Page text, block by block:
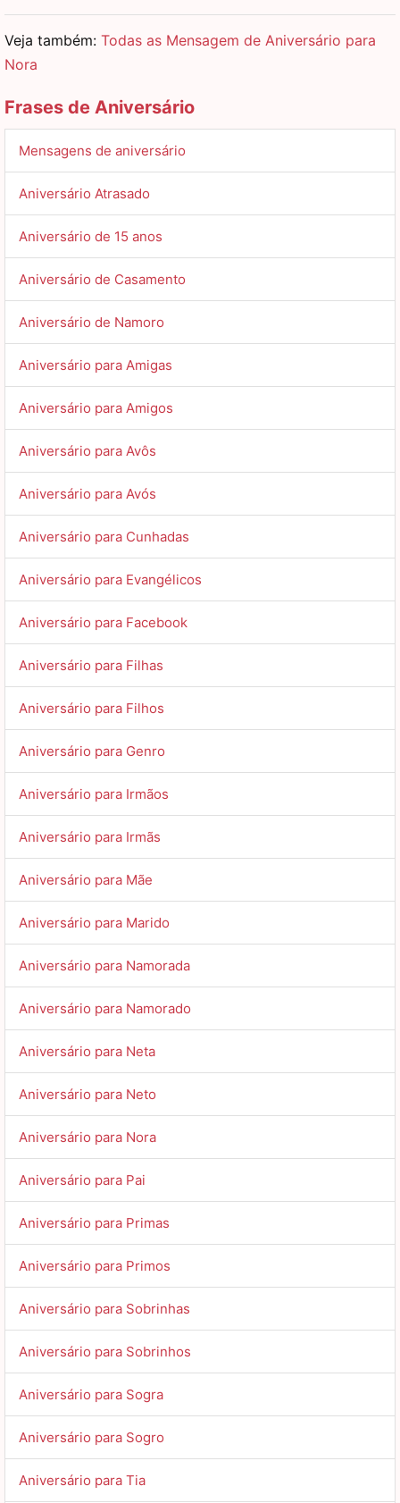
Veja também: Todas as Mensagem de Aniversário para
Nora
Frases de Aniversário
Mensagens de aniversário
Aniversário Atrasado
Aniversário de 15 anos
Aniversário de Casamento
Aniversário de Namoro
Aniversário para Amigas
Aniversário para Amigos
Aniversário para Avôs
Aniversário para Avós
Aniversário para Cunhadas
Aniversário para Evangélicos
Aniversário para Facebook
Aniversário para Filhas
Aniversário para Filhos
Aniversário para Genro
Aniversário para Irmãos
Aniversário para Irmãs
Aniversário para Mãe
Aniversário para Marido
Aniversário para Namorada
Aniversário para Namorado
Aniversário para Neta
Aniversário para Neto
Aniversário para Nora
Aniversário para Pai
Aniversário para Primas
Aniversário para Primos
Aniversário para Sobrinhas
Aniversário para Sobrinhos
Aniversário para Sogra
Aniversário para Sogro
Aniversário para Tia